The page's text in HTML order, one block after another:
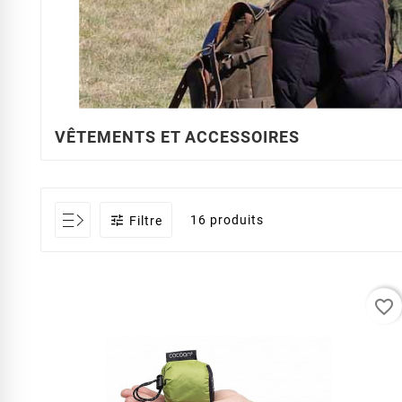
VÊTEMENTS ET ACCESSOIRES
 Filtre 16 produits
favorite_border